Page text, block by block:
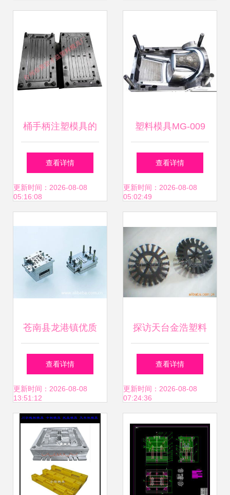
桶手柄注塑模具的
精湛工艺——台州
市黄岩才益塑料模
查看详情
更新时间：2026-08-08
05:16:08
塑料模具MG-009
精密成型的关键技
术与应用
查看详情
更新时间：2026-08-08
05:02:49
苍南县龙港镇优质
模具加工厂——塑
料模具产品详览
查看详情
更新时间：2026-08-08
13:51:12
探访天台金浩塑料
模具厂 匠心锻造精
密模具，助力制造
查看详情
更新时间：2026-08-08
07:24:36